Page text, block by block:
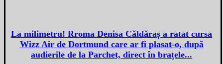
La milimetru! Rroma Denisa Căldăraș a ratat cursa
Wizz Air de Dortmund care ar fi plasat-o, după
audierile de la Parchet, direct în brațele...